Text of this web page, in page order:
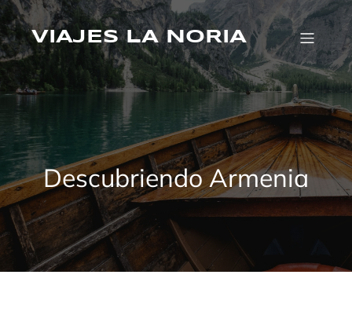
Saltar
al
contenidoVIAJES LA NORIA
Descubriendo Armenia